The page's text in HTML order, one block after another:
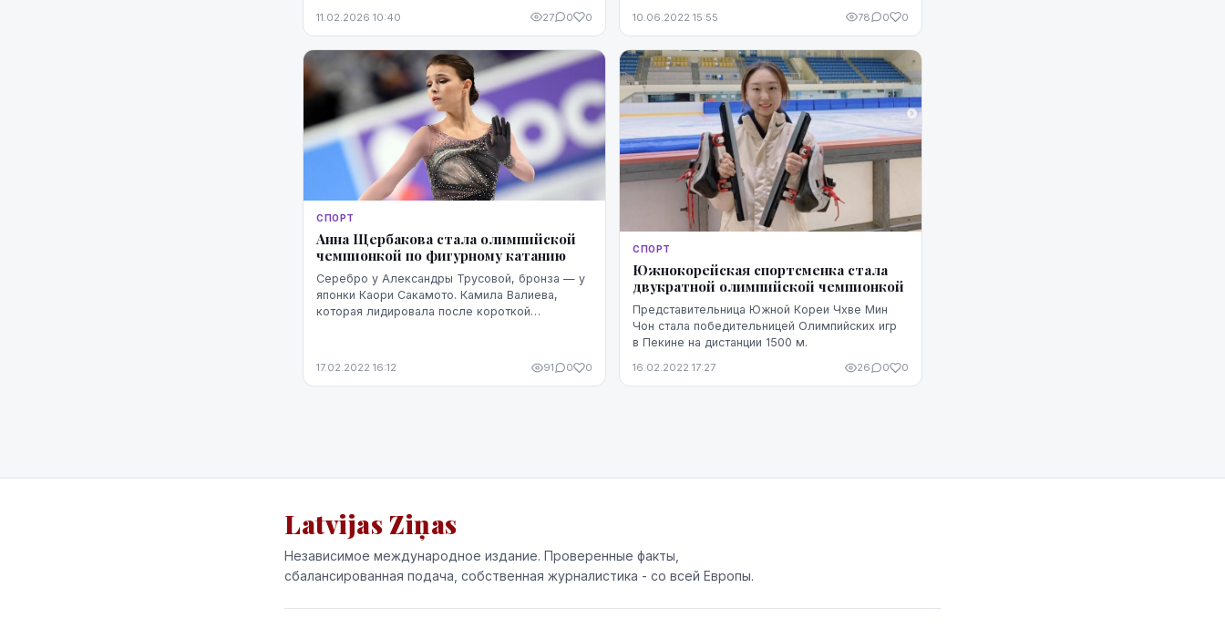
независимой Латвии медаль в индивидуальных
11.02.2026 10:40 27 0 0 10.06.2022 15:55 78 0 0
СПОРТ
Анна Щербакова стала олимпийской
чемпионкой по фигурному катанию
Серебро у Александры Трусовой, бронза — у
японки Каори Сакамото. Камила Валиева,
которая лидировала после короткой
https://sportrbc.ru/news/620e2de...
17.02.2022 16:12 91 0 0
СПОРТ
Южнокорейская спортсменка стала
двукратной олимпийской чемпионкой
Представительница Южной Кореи Чхве Мин
Чон стала победительницей Олимпийских игр
в Пекине на дистанции 1500 м.
16.02.2022 17:27 26 0 0
Latvijas Ziņas
Независимое международное издание. Проверенные факты,
сбалансированная подача, собственная журналистика - со всей Европы.